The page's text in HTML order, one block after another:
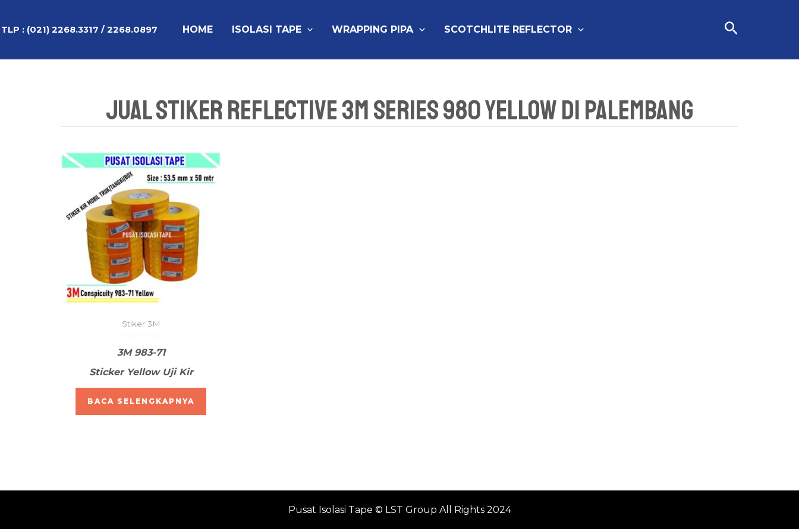
konten
TLP : (021) 2268.3317 / 2268.0897 HOME ISOLASI TAPE WRAPPING PIPA SCOTCHLITE REFLECTOR Cari
Jual Stiker Reflective 3M Series 980 Yellow Di Palembang
Stiker 3M
Dinilai
0
5
3M 983-71
Sticker Yellow Uji Kir
BACA SELENGKAPNYA
Pusat Isolasi Tape © LST Group All Rights 2024